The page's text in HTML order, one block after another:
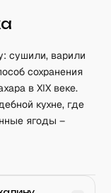
сушили, варили
сохранения
в XIX веке.
кухне, где
ягоды –